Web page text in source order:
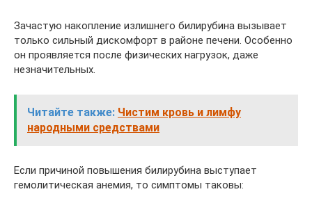
Зачастую накопление излишнего билирубина вызывает
только сильный дискомфорт в районе печени. Особенно
он проявляется после физических нагрузок, даже
незначительных.
Читайте также: Чистим кровь и лимфу
народными средствами
Если причиной повышения билирубина выступает
гемолитическая анемия, то симптомы таковы: